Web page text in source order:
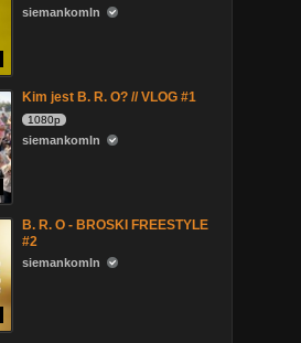
siemankomln
Kim jest B. R. O? // VLOG #1
1080p
siemankomln
B. R. O - BROSKI FREESTYLE
#2
siemankomln